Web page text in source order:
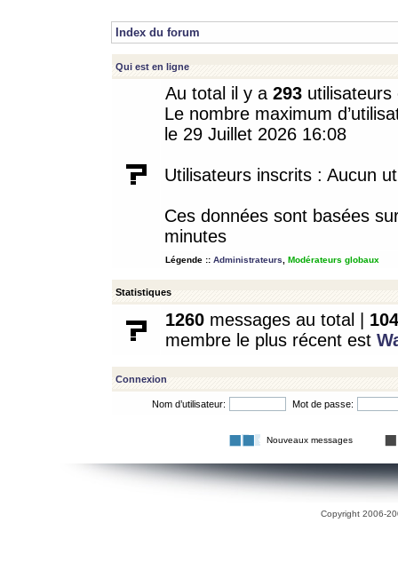
Index du forum
Qui est en ligne
Au total il y a 293
Le nombre maximum
le 29 Juillet 2026 16:08
Utilisateurs inscrits : Aucun
Ces données sont basées
minutes
Légende :: Administrateurs Modérateurs globaux
Statistiques
1260 messages au total | 104
membre le plus récent est
Connexion
Nom d’utilisateur: Mot de passe:
Nouveaux messages
Copyright 2006-